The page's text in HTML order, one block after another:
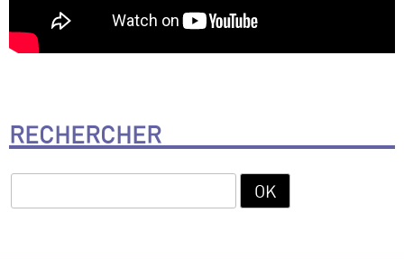
RECHERCHER